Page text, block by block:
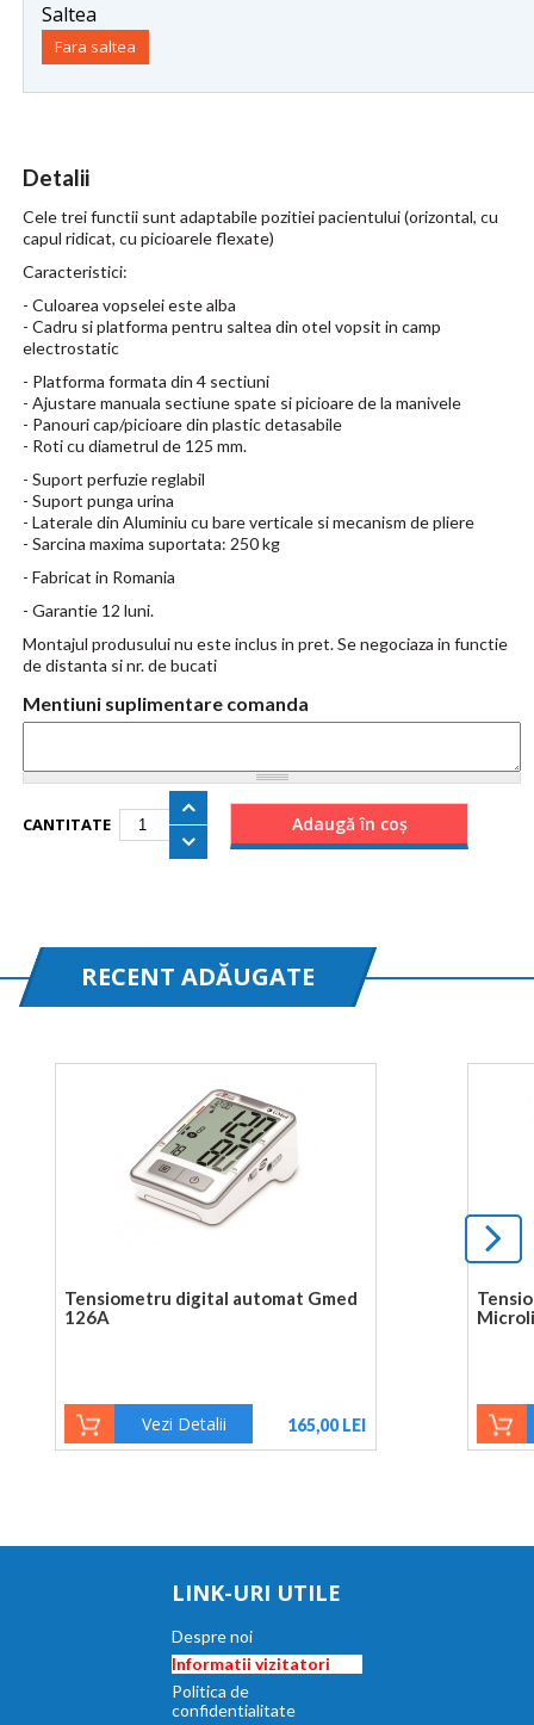
Detalii
Cele trei functii sunt adaptabile pozitiei pacientului (orizontal, cu
capul ridicat, cu picioarele flexate)
Caracteristici:
- Culoarea vopselei este alba
- Cadru si platforma pentru saltea din otel vopsit in camp
electrostatic
- Platforma formata din 4 sectiuni
- Ajustare manuala sectiune spate si picioare de la manivele
- Panouri cap/picioare din plastic detasabile
- Roti cu diametrul de 125 mm.
- Suport perfuzie reglabil
- Suport punga urina
- Laterale din Aluminiu cu bare verticale si mecanism de pliere
- Sarcina maxima suportata: 250 kg
- Fabricat in Romania
- Garantie 12 luni.
Montajul produsului nu este inclus in pret. Se negociaza in functie
de distanta si nr. de bucati
Saltea
Fara saltea
Mentiuni suplimentare comanda
CANTITATE
RECENT ADĂUGATE
Tensiometru digital automat Gmed
126A
Vezi Detalii 165,00 LEI
LINK-URI UTILE
Despre noi
Informatii vizitatori
Politica de
confidentialitate